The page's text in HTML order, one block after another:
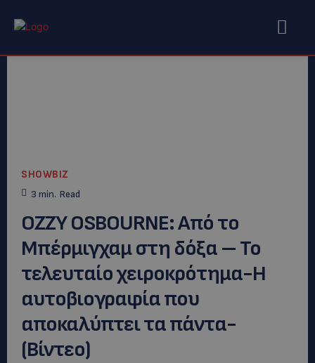
SHOWBIZ
3 min. Read
OZZY OSBOURNE: Από το
Μπέρμιγχαμ στη δόξα – Το
τελευταίο χειροκρότημα-Η
αυτοβιογραφία που
αποκαλύπτει τα πάντα-
(Βίντεο)